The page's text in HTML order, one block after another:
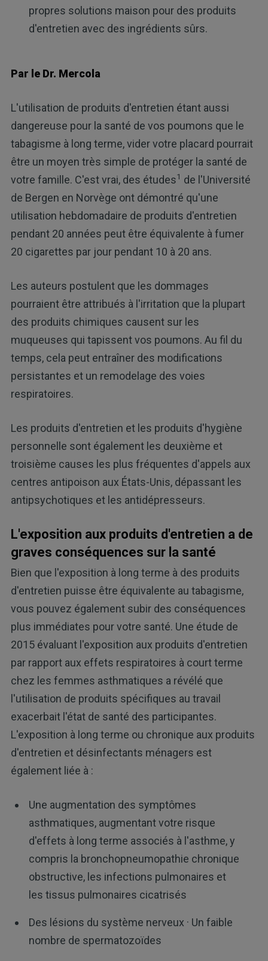
propres solutions maison pour des produits
d'entretien avec des ingrédients sûrs.
Par le Dr. Mercola
L'utilisation de produits d'entretien étant aussi
dangereuse pour la santé de vos poumons que le
tabagisme à long terme, vider votre placard pourrait
être un moyen très simple de protéger la santé de
votre famille. C'est vrai, des études1 de l'Université
de Bergen en Norvège ont démontré qu'une
utilisation hebdomadaire de produits d'entretien
pendant 20 années peut être équivalente à fumer
20 cigarettes par jour pendant 10 à 20 ans.
Les auteurs postulent que les dommages
pourraient être attribués à l'irritation que la plupart
des produits chimiques causent sur les
muqueuses qui tapissent vos poumons. Au fil du
temps, cela peut entraîner des modifications
persistantes et un remodelage des voies
respiratoires.
Les produits d'entretien et les produits d'hygiène
personnelle sont également les deuxième et
troisième causes les plus fréquentes d'appels aux
centres antipoison aux États-Unis, dépassant les
antipsychotiques et les antidépresseurs.
L'exposition aux produits d'entretien a de
graves conséquences sur la santé
Bien que l'exposition à long terme à des produits
d'entretien puisse être équivalente au tabagisme,
vous pouvez également subir des conséquences
plus immédiates pour votre santé. Une étude de
2015 évaluant l'exposition aux produits d'entretien
par rapport aux effets respiratoires à court terme
chez les femmes asthmatiques a révélé que
l'utilisation de produits spécifiques au travail
exacerbait l'état de santé des participantes.
L'exposition à long terme ou chronique aux produits
d'entretien et désinfectants ménagers est
également liée à :
Une augmentation des symptômes
asthmatiques, augmentant votre risque
d'effets à long terme associés à l'asthme, y
compris la bronchopneumopathie chronique
obstructive, les infections pulmonaires et
les tissus pulmonaires cicatrisés
Des lésions du système nerveux · Un faible
nombre de spermatozoïdes